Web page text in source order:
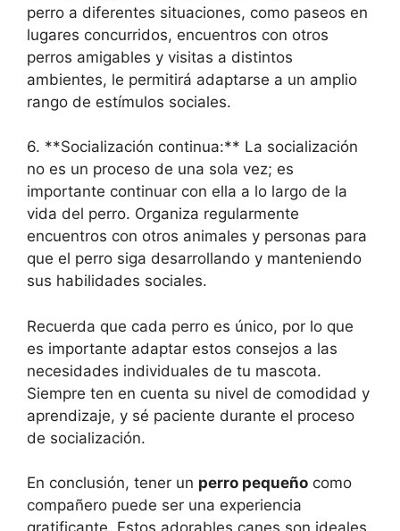
perro a diferentes situaciones, como paseos en
lugares concurridos, encuentros con otros
perros amigables y visitas a distintos
ambientes, le permitirá adaptarse a un amplio
rango de estímulos sociales.
6. **Socialización continua:** La socialización
no es un proceso de una sola vez; es
importante continuar con ella a lo largo de la
vida del perro. Organiza regularmente
encuentros con otros animales y personas para
que el perro siga desarrollando y manteniendo
sus habilidades sociales.
Recuerda que cada perro es único, por lo que
es importante adaptar estos consejos a las
necesidades individuales de tu mascota.
Siempre ten en cuenta su nivel de comodidad y
aprendizaje, y sé paciente durante el proceso
de socialización.
En conclusión, tener un perro pequeño como
compañero puede ser una experiencia